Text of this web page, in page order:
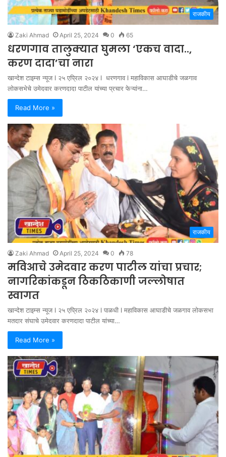
राजकीय
Zaki Ahmad April 25, 2024 0 65
धरणगाव तालुक्यात घुमला ‘एकच वादा..,
करण दादा’चा नारा
खान्देश टाइम्स न्यूज l २५ एप्रिल २०२४ l धरणगाव l महाविकास आघाडीचे जळगाव
लोकसभेचे उमेदवार करणदादा पाटील यांच्या प्रचार फेऱ्यांना…
Read More »
राजकीय
Zaki Ahmad April 25, 2024 0 78
मविआचे उमेदवार करण पाटील यांचा प्रचार;
नागरिकांकडून ठिकठिकाणी जल्लोषात
स्वागत
खान्देश टाइम्स न्यूज l २५ एप्रिल २०२४ l पाळधी l महाविकास आघाडीचे जळगाव लोकसभा
मतदार संघाचे उमेदवार करणदादा पाटील यांच्या…
Read More »